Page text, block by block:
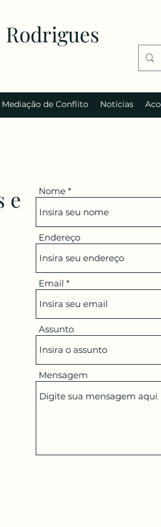
Rodrigues
Mediação de Conflito Notícias
e
Nome
Endereço
Email
Assunto
Mensagem